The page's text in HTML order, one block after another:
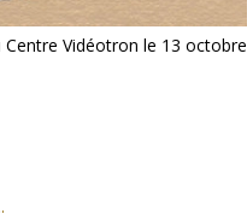
Vidéotron le 13 octobre